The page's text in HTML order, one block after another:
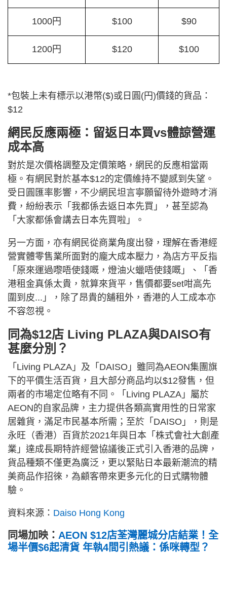
1000円 $100 $90
1200円 $120 $100
*包裝上未有標示以港幣($)或日圓(円)價錢的貨品：
$12
網民反應兩極：留返日本買vs體諒營運
成本高
對於是次價格調整及定價策略，網民的反應相當兩
極。有網民對於基本$12的定價維持不變感到失望。
受日圓匯率影響，不少網民坦言寧願留待外遊時才消
費，紛紛表示「我都係去返日本先買」，甚至認為
「大家都係會講去日本先買啦」。
另一方面，亦有網民從商業角度出發，理解在香港經
營實體零售業所面對的龐大成本壓力，為店方平反指
「原來運過嚟唔使錢嘅，燈油火蠟唔使錢嘅」、「香
港租金真係太貴，就算來貨平，售價都要set咁高先
圍到皮...」，除了昂貴的舖租外，香港的人工成本亦
不容忽視。
同為$12店 Living PLAZA與DAISO有
甚麼分別？
「Living PLAZA」及「DAISO」雖同為AEON集團旗
下的平價生活百貨，且大部分商品均以$12發售，但
兩者的市場定位略有不同。「Living PLAZA」屬於
AEON的自家品牌，主力提供各類高實用性的日常家
居雜貨，滿足市民基本所需；至於「DAISO」，則是
永旺（香港）百貨於2021年與日本「株式會社大創產
業」達成長期特許經營協議後正式引入香港的品牌，
貨品種類不僅更為廣泛，更以緊貼日本最新潮流的精
美商品作招徠，為顧客帶來更多元化的日式購物體
驗。
資料來源： Daiso Hong Kong
同場加映： AEON $12店荃灣麗城分店結業！全
場半價$6起清貨 年執4間引熱議：係咪轉型？